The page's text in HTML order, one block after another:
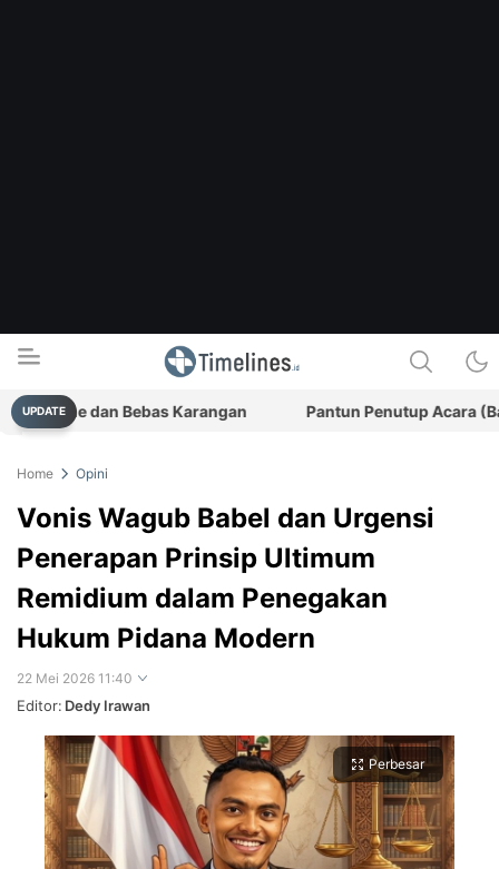
Timelines.id
Media Literasi, Sejarah & Budaya
UPDATEdan Bebas Karangan Pantun Penutup Acara
Home Opini
Vonis Wagub Babel dan Urgensi
Penerapan Prinsip Ultimum
Remidium dalam Penegakan
Hukum Pidana Modern
22 Mei 2026 11:40
Editor: Dedy Irawan
Perbesar